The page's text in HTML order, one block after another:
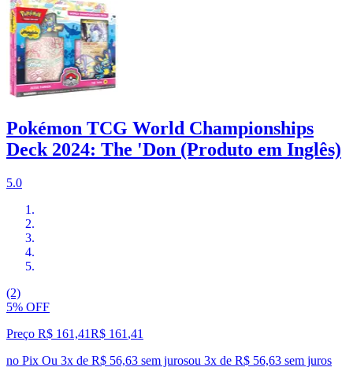
Pokémon TCG World Championships
Deck 2024: The 'Don (Produto em Inglês)
5.0
(2)
5% OFF
Preço R$ 161,41R$ 161 ,41
no Pix Ou 3x de R$ 56,63 sem jurosou 3x de R$ 56,63 sem juros